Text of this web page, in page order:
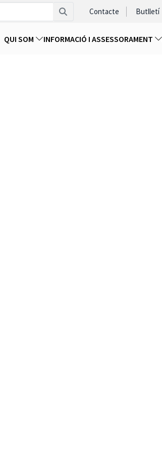
Contacte Butlletí
QUI SOM INFORMACIÓ I ASSESSORAMENT